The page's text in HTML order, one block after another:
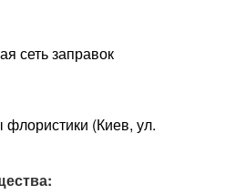
сеть заправок
флористики (Киев, ул.